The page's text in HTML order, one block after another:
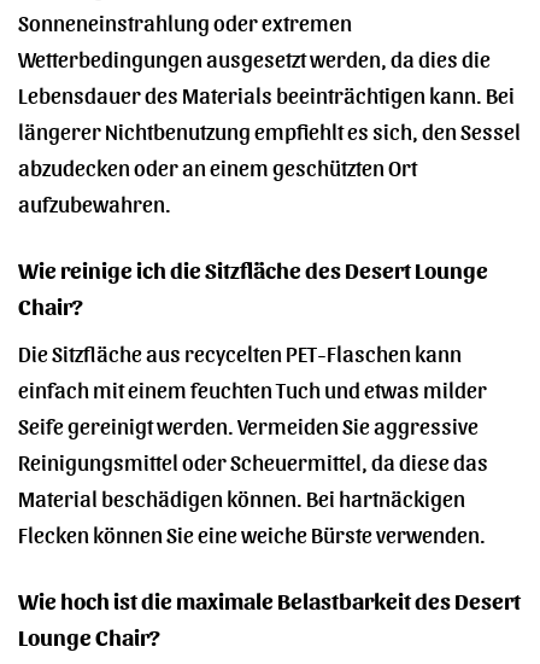
Sonneneinstrahlung oder extremen
Wetterbedingungen ausgesetzt werden, da dies die
Lebensdauer des Materials beeinträchtigen kann. Bei
längerer Nichtbenutzung empfiehlt es sich, den Sessel
abzudecken oder an einem geschützten Ort
aufzubewahren.
Wie reinige ich die Sitzfläche des Desert Lounge
Chair?
Die Sitzfläche aus recycelten PET-Flaschen kann
einfach mit einem feuchten Tuch und etwas milder
Seife gereinigt werden. Vermeiden Sie aggressive
Reinigungsmittel oder Scheuermittel, da diese das
Material beschädigen können. Bei hartnäckigen
Flecken können Sie eine weiche Bürste verwenden.
Wie hoch ist die maximale Belastbarkeit des Desert
Lounge Chair?